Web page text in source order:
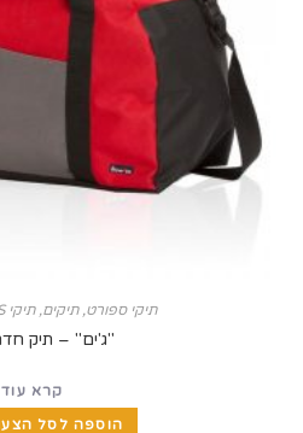
תיקים, תיקי SWISS ומזוודות
"ג'ים" – תיק חדר כושר
הוספה לסל הצעות מחיר